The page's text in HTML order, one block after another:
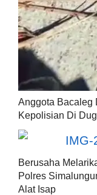
Anggota Bacaleg
Kepolisian Di
Berusaha
Polres
Alat Isap